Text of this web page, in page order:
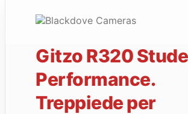
Gitzo R320
Performance.
Treppiede per